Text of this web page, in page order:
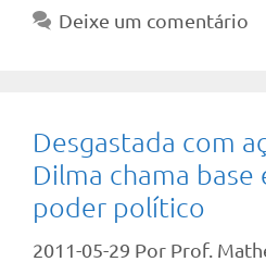
Deixe um comentário
Desgastada com
Dilma chama base
poder político
2011-05-29 Por Prof.